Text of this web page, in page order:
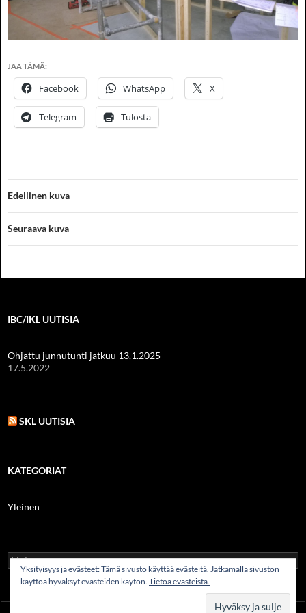
JAA TÄMÄ:
Facebook WhatsApp X
Telegram Tulosta
Edellinen kuva
Seuraava kuva
IBC/IKL UUTISIA
Ohjattu junnutunti jatkuu 13.1.2025
17.5.2022
SKL UUTISIA
KATEGORIAT
Yleinen
Haku:
Yksityisyys ja evästeet: Tämä sivusto käyttää evästeitä. Jatkamalla sivuston
käyttöä hyväksyt evästeiden käytön. Tietoa evästeistä.